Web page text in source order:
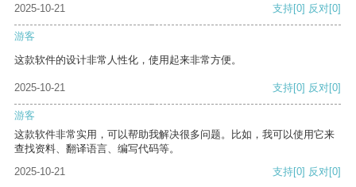
2025-10-21
支持[0] 反对[0]
游客
这款软件的设计非常人性化，使用起来非常方便。
2025-10-21 支持[0] 反对[0]
游客
这款软件非常实用，可以帮助我解决很多问题。比如，我可以使用它来
查找资料、翻译语言、编写代码等。
2025-10-21
支持[0] 反对[0]